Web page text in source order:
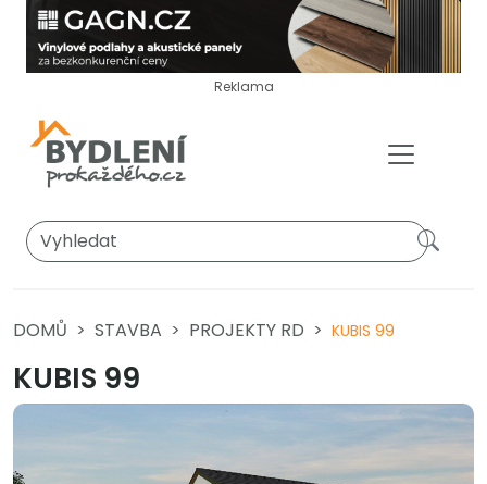
Reklama
DOMŮ STAVBA PROJEKTY RD KUBIS 99
KUBIS 99